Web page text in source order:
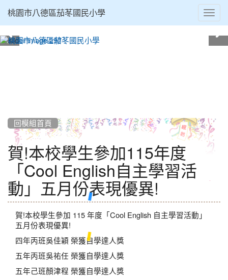
桃園市八德區茄苳國民小學
回模組首頁
賀!本校學生參加115年度
「Cool English自主學習活
動」五月份表現優異!
賀!本校學生參加 115 年度「Cool English 自主學習活動」
五月份表現優異!
四年丙班吳佳穎 榮獲自學達人獎
五年丙班吳祐任 榮獲自學達人獎
五年己班顏津程 榮獲自學達人獎